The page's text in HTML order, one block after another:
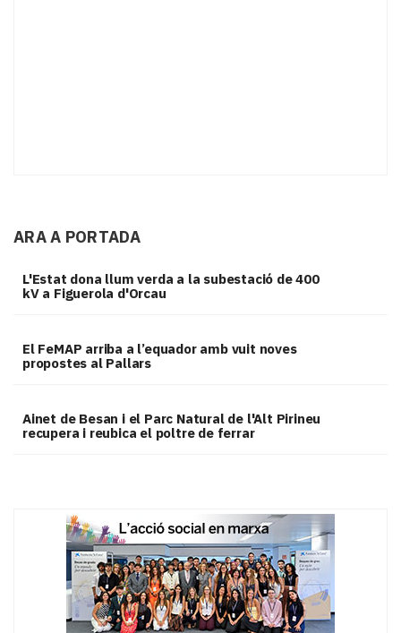
ARA A PORTADA
L'Estat dona llum verda a la subestació de 400
kV a Figuerola d'Orcau
El FeMAP arriba a l’equador amb vuit noves
propostes al Pallars
Ainet de Besan i el Parc Natural de l'Alt Pirineu
recupera i reubica el poltre de ferrar